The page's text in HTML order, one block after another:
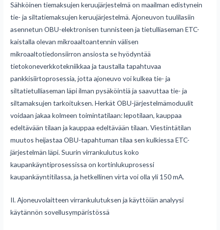
Sähköinen tiemaksujen keruujärjestelmä on maailman edistynein
tie- ja siltatiemaksujen keruujärjestelmä. Ajoneuvon tuulilasiin
asennetun OBU-elektronisen tunnisteen ja tietulliaseman ETC-
kaistalla olevan mikroaaltoantennin välisen
mikroaaltotiedonsiirron ansiosta se hyödyntää
tietokoneverkkotekniikkaa ja taustalla tapahtuvaa
pankkisiirtoprosessia, jotta ajoneuvo voi kulkea tie- ja
siltatietulliaseman läpi ilman pysäköintiä ja saavuttaa tie- ja
siltamaksujen tarkoituksen. Herkät OBU-järjestelmämoduulit
voidaan jakaa kolmeen toimintatilaan: lepotilaan, kauppaa
edeltävään tilaan ja kauppaa edeltävään tilaan. Viestintätilan
muutos heijastaa OBU-tapahtuman tilaa sen kulkiessa ETC-
järjestelmän läpi. Suurin virrankulutus koko
kaupankäyntiprosessissa on kortinlukuprosessi
kaupankäyntitilassa, ja hetkellinen virta voi olla yli 150 mA.
II. Ajoneuvolaitteen virrankulutuksen ja käyttöiän analyysi
käytännön sovellusympäristössä